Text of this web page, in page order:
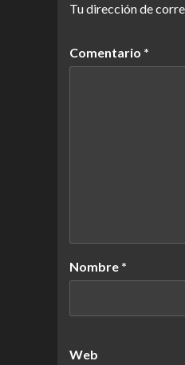
Tu dirección de
Comentario *
Nombre *
Web